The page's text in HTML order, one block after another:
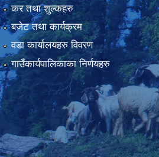
कर तथा शुल्कहरु
बजेट तथा कार्यक्रम
वडा कार्यालयहरु विवरण
गाउँकार्यपालिकाका निर्णयहरु